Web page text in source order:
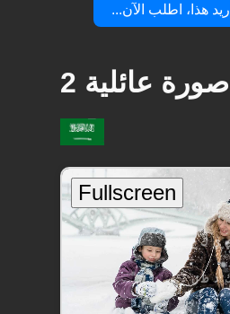
أريد هذا، اطلب الآن...
صورة عائلية 2